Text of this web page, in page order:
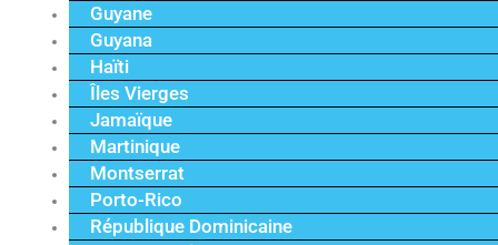
Guyane
Guyana
Haïti
Îles Vierges
Jamaïque
Martinique
Montserrat
Porto-Rico
République Dominicaine